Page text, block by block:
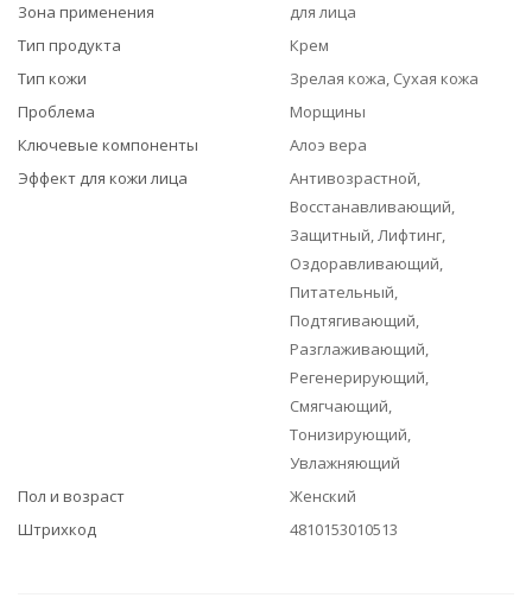
Зона применения
для лица
Тип продукта
Крем
Тип кожи
Зрелая кожа, Сухая кожа
Проблема
Морщины
Ключевые компоненты
Алоэ вера
Эффект для кожи лица
Антивозрастной,
Восстанавливающий,
Защитный, Лифтинг,
Оздоравливающий,
Питательный,
Подтягивающий,
Разглаживающий,
Регенерирующий,
Смягчающий,
Тонизирующий,
Увлажняющий
Пол и возраст
Женский
Штрихкод
4810153010513